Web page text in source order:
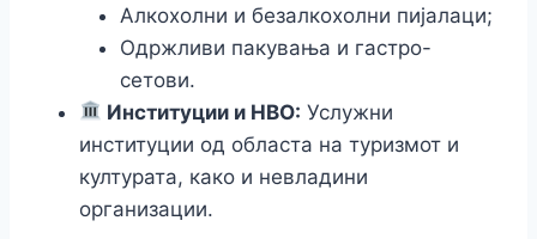
Алкохолни и безалкохолни пијалаци;
Одржливи пакувања и гастро-
сетови.
Институции и НВО: Услужни
институции од областа на туризмот и
културата, како и невладини
организации.